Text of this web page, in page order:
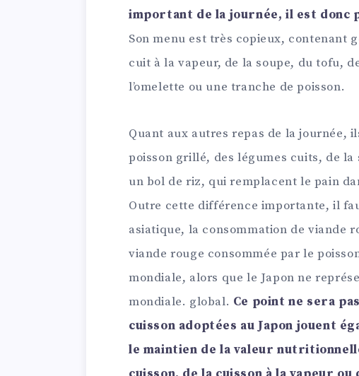
important de la journée, il est donc
Son menu est très copieux, contenant
cuit à la vapeur, de la soupe, du tofu,
l’omelette ou une tranche de poisson.
Quant aux autres repas de la journée,
poisson grillé, des légumes cuits, de
un bol de riz, qui remplacent le pain
Outre cette différence importante, il
asiatique, la consommation de viande
viande rouge consommée par le
mondiale, alors que le Japon ne
mondiale. global. Ce point ne sera
cuisson adoptées au Japon jouent
le maintien de la valeur